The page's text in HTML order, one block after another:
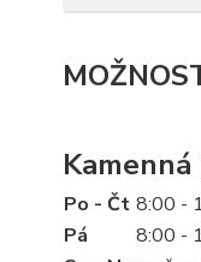
Po - Čt 8:00 -
Pá
8:00 -